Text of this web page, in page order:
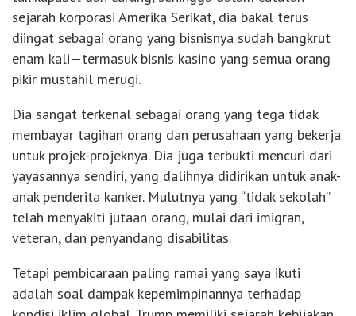
sejarah korporasi Amerika Serikat, dia bakal terus
diingat sebagai orang yang bisnisnya sudah bangkrut
enam kali—termasuk bisnis kasino yang semua orang
pikir mustahil merugi.
Dia sangat terkenal sebagai orang yang tega tidak
membayar tagihan orang dan perusahaan yang bekerja
untuk projek-projeknya. Dia juga terbukti mencuri dari
yayasannya sendiri, yang dalihnya didirikan untuk anak-
anak penderita kanker. Mulutnya yang “tidak sekolah”
telah menyakiti jutaan orang, mulai dari imigran,
veteran, dan penyandang disabilitas.
Tetapi pembicaraan paling ramai yang saya ikuti
adalah soal dampak kepemimpinannya terhadap